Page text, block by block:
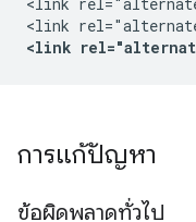
<link
การแก้ปัญหา
ข้อผิดพลาดทั่วไป